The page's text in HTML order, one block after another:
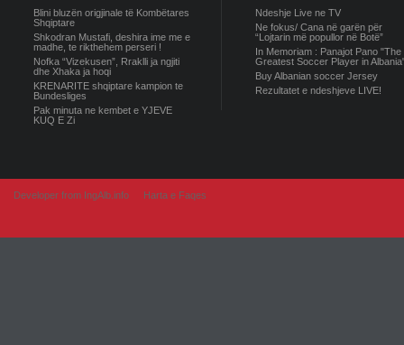
Blini bluzën origjinale të Kombëtares
Shqiptare
Shkodran Mustafi, deshira ime me e
madhe, te rikthehem perseri !
Nofka “Vizekusen”, Rraklli ja ngjiti
dhe Xhaka ja hoqi
KRENARITE shqiptare kampion te
Bundesliges
Pak minuta ne kembet e YJEVE
KUQ E Zi
Ndeshje Live ne TV
Ne fokus/ Cana në garën për
“Lojtarin më popullor në Botë”
In Memoriam : Panajot Pano "The
Greatest Soccer Player in
Buy Albanian soccer Jersey
Rezultatet e ndeshjeve LIVE!
Developer from IngAlb.info Harta e Faqes